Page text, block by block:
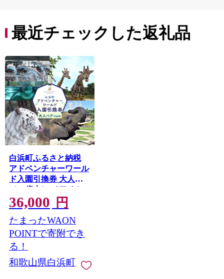
最近チェックした返礼品
白浜町ふるさと納税
アドベンチャーワール
ド入園引換券 大人
（18歳上） ペアチケ
ット
36,000 円
たまったWAON
POINTで寄附でき
る！
和歌山県白浜町